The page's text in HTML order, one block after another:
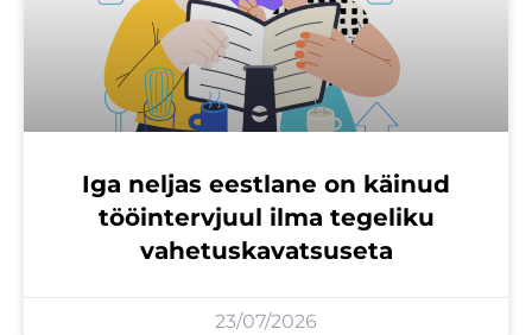
Iga neljas eestlane on käinud
tööintervjuul ilma tegeliku
vahetuskavatsuseta
23/07/2026